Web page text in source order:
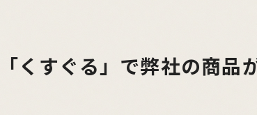
すぐる」で弊社の商品